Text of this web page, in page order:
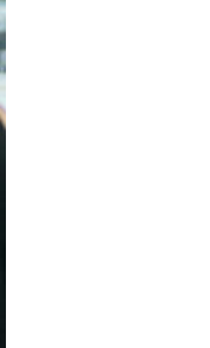
変化とは